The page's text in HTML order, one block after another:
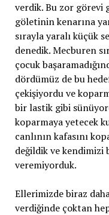
verdik. Bu zor görevi
göletinin kenarına
sırayla yaralı küçük
denedik. Mecburen
çocuk
dördümüz de bu
çekişiyordu ve
bir lastik gibi
koparmaya yetecek
canlının kafasını
değildik ve kendimizi
veremiyorduk.
Ellerimizde biraz
verdiğinde çoktan